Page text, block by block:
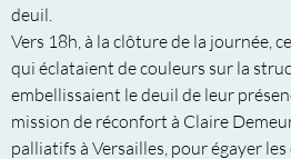
deuil.
Vers 18h, à la clôture de la journée,
qui éclataient de couleurs sur la
embellissaient le deuil de leur
mission de réconfort à Claire
palliatifs à Versailles, pour égayer